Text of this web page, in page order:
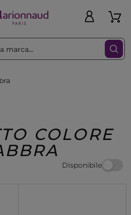
Regalo
COLORE
Disponibile
Filtra